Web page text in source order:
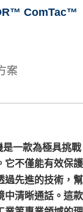
ComTac™
案
一款為極具挑戰
它不僅能有效保護
過先進的技術，幫
中清晰通話。這款